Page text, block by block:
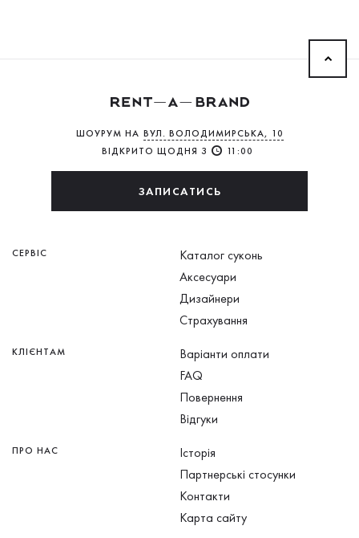
ШОУРУМ НА ВУЛ. ВОЛОДИМИРСЬКА, 10
ВІДКРИТО ЩОДНЯ З
11:00
ЗАПИСАТИСЬ
СЕРВІС
Каталог суконь
Аксесуари
Дизайнери
Страхування
КЛІЄНТАМ
Варіанти оплати
FAQ
Повернення
Відгуки
ПРО НАС
Історія
Партнерські стосунки
Контакти
Карта сайту